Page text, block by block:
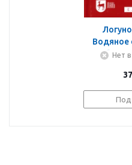
Водяное
Учебное
Нет
Под